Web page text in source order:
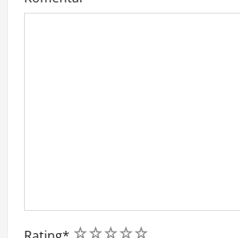
5
4
3
2
1